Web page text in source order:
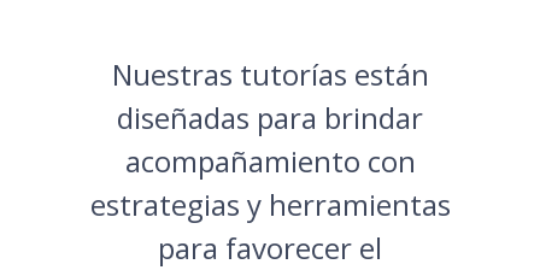
Nuestras tutorías están
diseñadas para brindar
acompañamiento con
estrategias y herramientas
para favorecer el